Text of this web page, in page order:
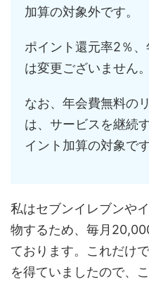
加算の対象外です。
ポイント還元率2％
は変更ございません。
なお、年会費無料の
は、サービスを継続
イント加算の対象です
私はセブンイレブンや
物するため、毎月
ております。これだけ
を得ていましたので、